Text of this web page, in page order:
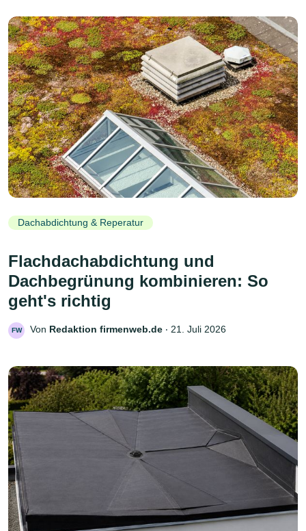
Dachabdichtung & Reperatur
Flachdachabdichtung und
Dachbegrünung kombinieren: So
geht's richtig
FW Von Redaktion firmenweb.de ‧ 21. Juli 2026